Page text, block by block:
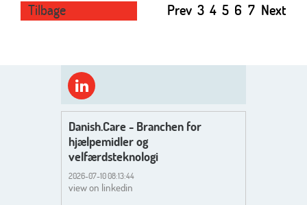
Tilbage Prev 3 4 5 6 7 Next
Danish.Care - Branchen for
hjælpemidler og
velfærdsteknologi
2026-07-10 08:13:44
view on linkedin